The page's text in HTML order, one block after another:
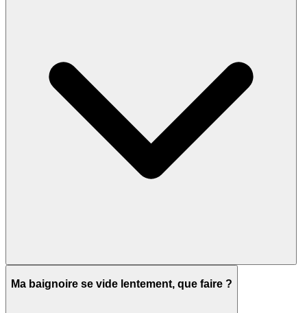
Ma baignoire se vide lentement, que faire ?